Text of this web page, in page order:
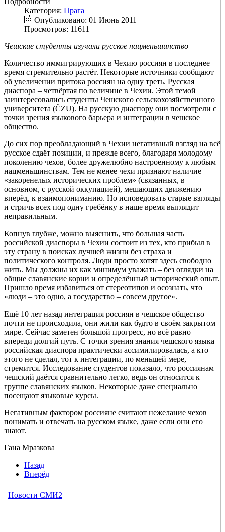
Категория: Прага
Опубликовано: 01 Июнь 2011
Просмотров: 11611
Чешские студенты изучали русское нацменьшинство
Количество иммигрирующих в Чехию россиян в последнее
время стремительно растёт. Некоторые источники сообщают
об увеличении притока россиян на одну треть. Русская
диаспора – четвёртая по величине в Чехии. Этой темой
заинтересовались студенты Чешского сельскохозяйственного
университета (ČZU). На русскую диаспору они посмотрели с
точки зрения языкового барьера и интеграции в чешское
общество.
До сих пор преобладающий в Чехии негативный взгляд на всё
русское сдаёт позиции, и прежде всего, благодаря молодому
поколению чехов, более дружелюбно настроенному к любым
нацменьшинствам. Тем не менее чехи признают наличие
«закоренелых исторических проблем» (связанных, в
основном, с русской оккупацией), мешающих движению
вперёд, к взаимопониманию. Но исповедовать старые взгляды
и стричь всех под одну гребёнку в наше время выглядит
неправильным.
Копнув глубже, можно выяснить, что большая часть
российской диаспоры в Чехии состоит из тех, кто прибыл в
эту страну в поисках лучшей жизни без страха и
политического контроля. Люди просто хотят здесь свободно
жить. Мы должны их как минимум уважать – без оглядки на
общие славянские корни и определённый исторический опыт.
Пришло время избавиться от стереотипов и осознать, что
«люди – это одно, а государство – совсем другое».
Ещё 10 лет назад интеграция россиян в чешское общество
почти не происходила, они жили как будто в своём закрытом
мире. Сейчас заметен большой прогресс, но всё равно
впереди долгий путь. С точки зрения знания чешского языка
российская диаспора практически ассимилировалась, а кто
этого не сделал, тот к интеграции, по меньшей мере,
стремится. Исследование студентов показало, что россиянам
чешский даётся сравнительно легко, ведь он относится к
группе славянских языков. Некоторые даже специально
посещают языковые курсы.
Негативным фактором россияне считают нежелание чехов
понимать и отвечать на русском языке, даже если они его
знают.
Гана Мразкова
Назад
Вперёд